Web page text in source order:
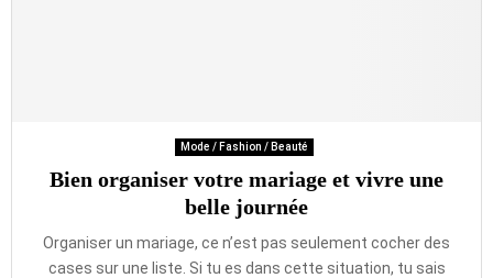
Mode / Fashion / Beauté
Bien organiser votre mariage et vivre une
belle journée
Organiser un mariage, ce n’est pas seulement cocher des
cases sur une liste. Si tu es dans cette situation, tu sais